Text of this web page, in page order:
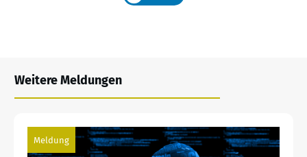
Weitere Meldungen
Meldung